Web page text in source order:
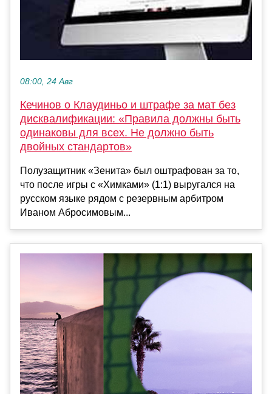
08:00, 24 Авг
Кечинов о Клаудиньо и штрафе за мат без
дисквалификации: «Правила должны быть
одинаковы для всех. Не должно быть
двойных стандартов»
Полузащитник «Зенита» был оштрафован за то,
что после игры с «Химками» (1:1) выругался на
русском языке рядом с резервным арбитром
Иваном Абросимовым...